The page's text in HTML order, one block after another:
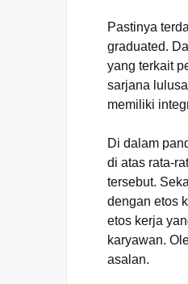
Pastinya
graduated.
yang terkait
sarjana
memiliki
Di dalam
di atas rata-
tersebut.
dengan etos
etos kerja
karyawan.
asalan.